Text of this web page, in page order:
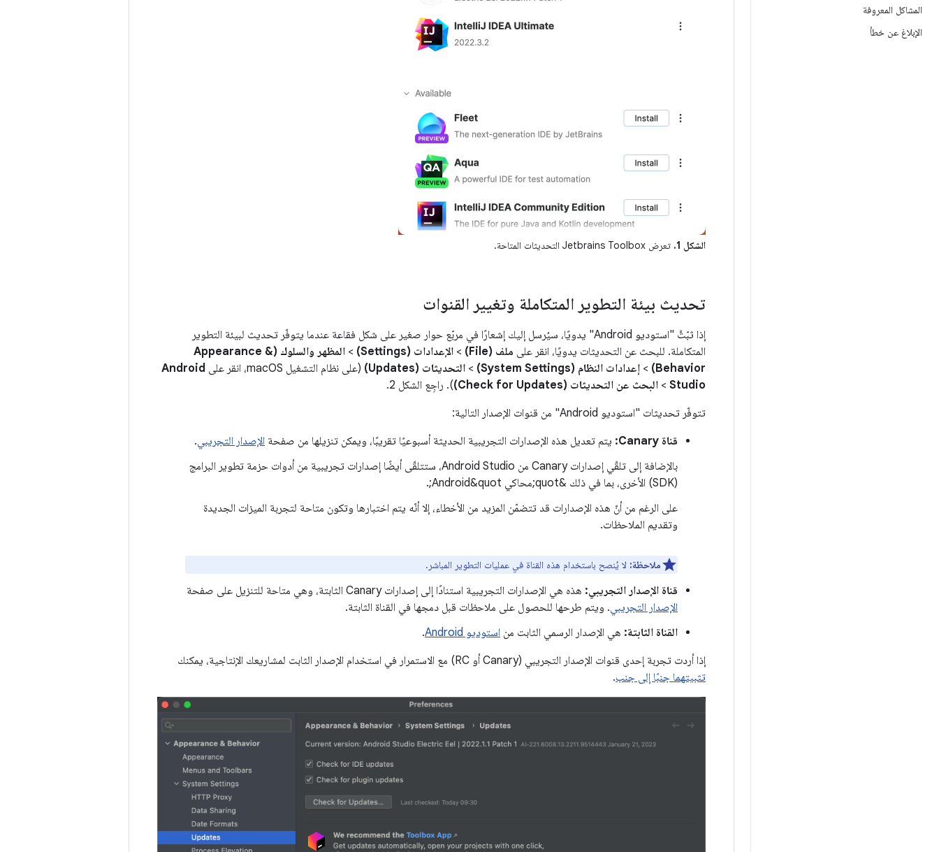
المشاكل المعروفة
الإبلاغ عن خطأ
الشكل 1. تعرض Jetbrains Toolbox التحديثات المتاحة.
تحديث بيئة التطوير المتكاملة وتغيير القنوات
إذا ثبّتَّ "استوديو Android" يدويًا، سيُرسل إليك إشعارًا في مربّع حوار صغير على شكل فقاعة عندما يتوفّر تحديث لبيئة التطوير
المتكاملة. للبحث عن التحديثات يدويًا، انقر على ملف (File) > الإعدادات (Settings) >
المظهر والسلوك (Appearance &
Behavior)
> إعدادات النظام (System Settings) > التحديثات (Updates) (على نظام التشغيل macOS، انقر على
Android
Studio
> البحث عن التحديثات (Check for Updates)
). راجِع الشكل 2.
تتوفّر تحديثات "استوديو Android" من قنوات الإصدار التالية:
قناة Canary:
يتم تعديل هذه الإصدارات التجريبية الحديثة أسبوعيًا تقريبًا، ويمكن تنزيلها من صفحة الإصدار التجريبي.
بالإضافة إلى تلقّي إصدارات Canary من Android Studio، ستتلقّى أيضًا إصدارات تجريبية من أدوات حزمة تطوير البرامج
(SDK) الأخرى، بما في ذلك &quot;محاكي Android&quot;.
على الرغم من أنّ هذه الإصدارات قد تتضمّن المزيد من الأخطاء، إلا أنّه يتم اختبارها وتكون متاحة لتجربة الميزات الجديدة
وتقديم الملاحظات.
ملاحظة: لا يُنصح باستخدام هذه القناة في عمليات التطوير المباشر.
قناة الإصدار التجريبي: هذه هي الإصدارات التجريبية استنادًا إلى إصدارات Canary الثابتة، وهي متاحة للتنزيل على صفحة
الإصدار التجريبي. ويتم طرحها للحصول على ملاحظات قبل دمجها في القناة الثابتة.
القناة الثابتة: هي الإصدار الرسمي الثابت من استوديو Android
.
إذا أردت تجربة إحدى قنوات الإصدار التجريبي (Canary أو RC) مع الاستمرار في استخدام الإصدار الثابت لمشاريعك الإنتاجية، يمكنك
تثبيتهما جنبًا إلى جنب.